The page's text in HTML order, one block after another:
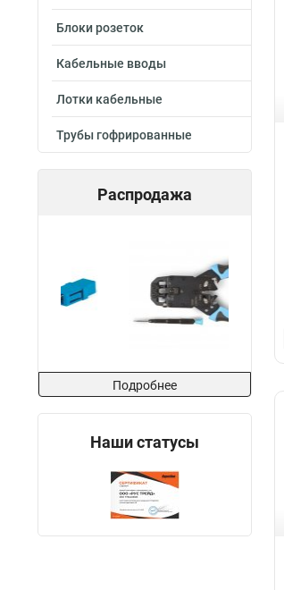
Блоки розеток
Кабельные вводы
Лотки кабельные
Трубы гофрированные
Распродажа
Подробнее
Наши статусы